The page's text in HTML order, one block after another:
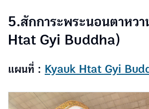
5.สักการะพระนอนตาหว
Htat Gyi Buddha)
แผนที่ : Kyauk Htat Gyi